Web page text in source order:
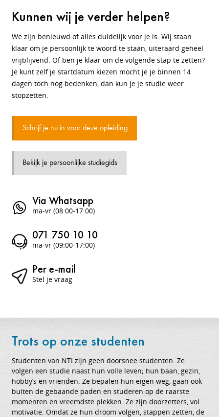
Kunnen wij je verder helpen?
We zijn benieuwd of alles duidelijk voor je is. Wij staan
klaar om je persoonlijk te woord te staan, uiteraard geheel
vrijblijvend. Of ben je klaar om de volgende stap te zetten?
Je kunt zelf je startdatum kiezen mocht je je binnen 14
dagen toch nog bedenken, dan kun je je studie weer
stopzetten.
Schrijf je nu in voor deze opleiding
Bekijk je persoonlijke studiegids
Via Whatsapp
ma-vr (08:00-17:00)
071 750 10 10
ma-vr (09:00-17:00)
Per e-mail
Stel je vraag
Trots op onze studenten
Studenten van NTI zijn geen doorsnee studenten. Ze
volgen een studie naast hun volle leven; hun baan, gezin,
hobby’s en vrienden. Ze bepalen hun eigen weg, gaan ook
buiten de gebaande paden en studeren op de raarste
momenten en vreemdste plekken. Ze zijn doorzetters, vol
motivatie. Omdat ze hun droom volgen, stappen zetten, de